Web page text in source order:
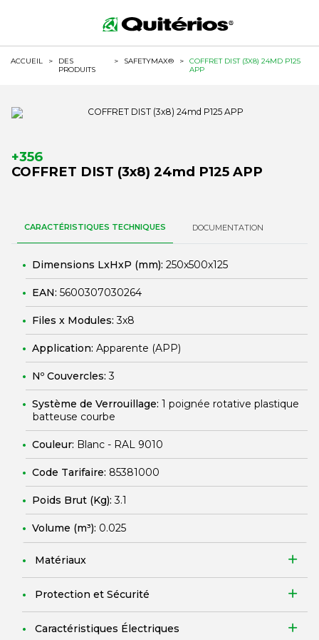
ACCUEIL >
DES
PRODUITS
> SAFETYMAX® >
COFFRET DIST (3X8) 24MD P125
APP
+356
COFFRET DIST (3x8) 24md P125 APP
CARACTÉRISTIQUES TECHNIQUES DOCUMENTATION
Dimensions LxHxP (mm): 250x500x125
EAN: 5600307030264
Files x Modules:3x8
Application: Apparente (APP)
Nº Couvercles:3
Système de Verrouillage: 1 poignée rotative plastique
batteuse courbe
Couleur: Blanc - RAL 9010
Code Tarifaire: 85381000
Poids Brut (Kg):3.1
Volume (m³): 0.025
Matériaux
Protection et Sécurité
Caractéristiques Électriques